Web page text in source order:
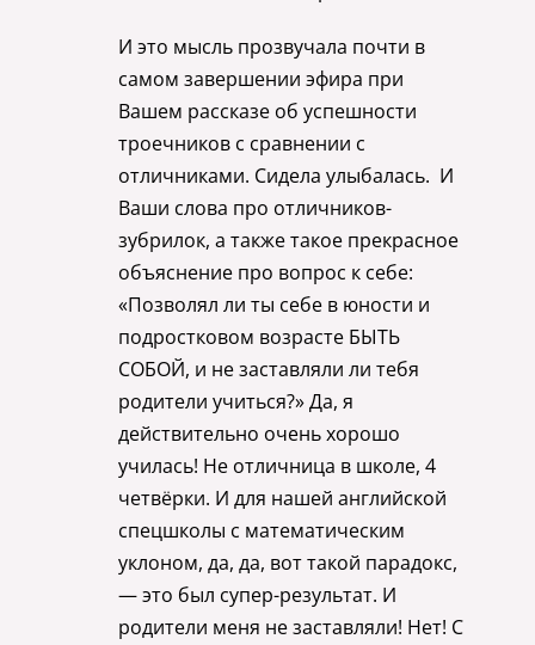
И это мысль прозвучала почти в
самом завершении эфира при
Вашем рассказе об успешности
троечников с сравнении с
отличниками. Сидела улыбалась. И
Ваши слова про отличников-
зубрилок, а также такое прекрасное
объяснение про вопрос к себе:
«Позволял ли ты себе в юности и
подростковом возрасте БЫТЬ
СОБОЙ, и не заставляли ли тебя
родители учиться?» Да, я
действительно очень хорошо
училась! Не отличница в школе, 4
четвёрки. И для нашей английской
спецшколы с математическим
уклоном, да, да, вот такой парадокс,
— это был супер-результат. И
родители меня не заставляли! Нет! С